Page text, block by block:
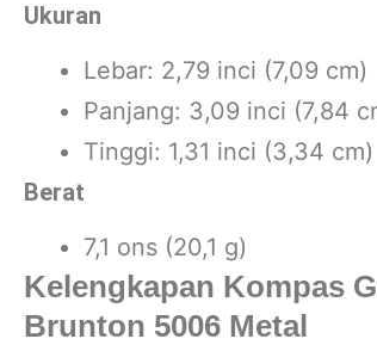
Ukuran
Lebar: 2,79 inci (7,09 cm)
Panjang: 3,09 inci (7,84
Tinggi: 1,31 inci (3,34 cm)
Berat
7,1 ons (20,1 g)
Kelengkapan Kompas
Brunton 5006 Metal